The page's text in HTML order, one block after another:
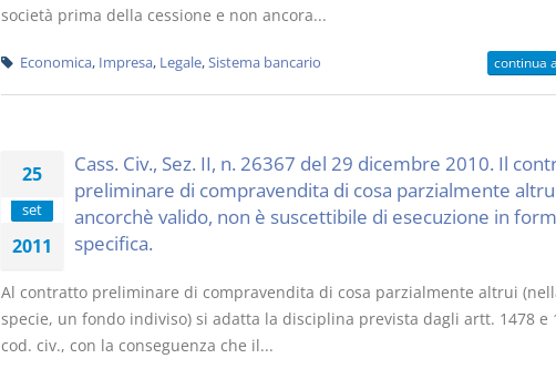
società prima della cessione e non ancora...
Economica, Impresa, Legale,Sistema bancario continua
25
set
2011
Cass. Civ., Sez. II, n. 26367 del 29 dicembre 2010. Il
preliminare di compravendita di cosa parzialmente
ancorchè valido, non è suscettibile di esecuzione in
specifica.
Al contratto preliminare di compravendita di cosa parzialmente altrui
specie, un fondo indiviso) si adatta la disciplina prevista dagli artt. 1478 e
cod. civ., con la conseguenza che il...